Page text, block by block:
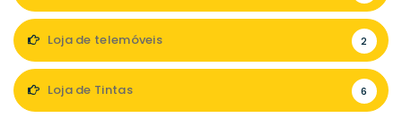
Loja de telemóveis 2
Loja de Tintas 6